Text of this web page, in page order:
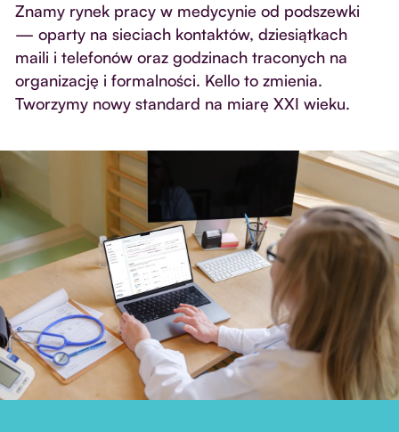
Znamy rynek pracy w medycynie od podszewki
— oparty na sieciach kontaktów, dziesiątkach
maili i telefonów oraz godzinach traconych na
organizację i formalności. Kello to zmienia.
Tworzymy nowy standard na miarę XXI wieku.